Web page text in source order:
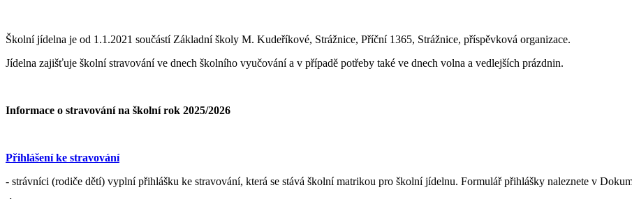
Školní jídelna je od 1.1.2021 součástí Základní školy M. Kudeříkové, Strážnice, Příční 1365, Strážnice, příspěvková organizace.
Jídelna zajišťuje školní stravování ve dnech školního vyučování a v případě potřeby také ve dnech volna a vedlejších prázdnin.
Informace o stravování na školní rok 2025/2026
Přihlášení ke stravování
- strávníci (rodiče dětí) vyplní přihlášku ke stravování, která se stává školní matrikou pro školní jídelnu. Formulář přihlášky naleznete v